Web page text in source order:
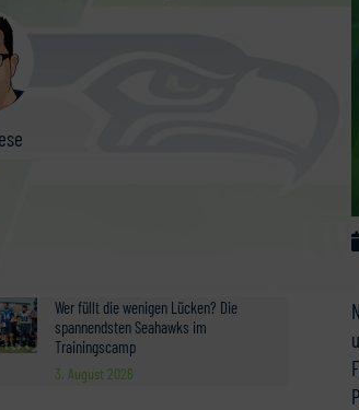
Wer füllt die wenigen Lücken? Die
spannendsten Seahawks im
Trainingscamp
3. August 2026